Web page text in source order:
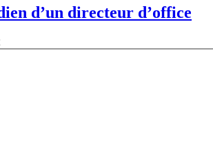
d’un directeur d’office